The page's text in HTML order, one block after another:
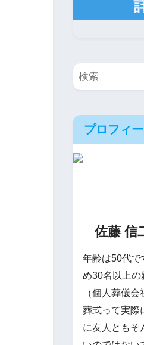
プロフィ
佐藤 信
年齢は50代で
め30名以上の
（個人葬儀
葬式って実際
に友人ともそ